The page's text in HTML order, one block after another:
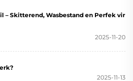
Skitterend, Wasbestand en Perfek vir
2025-11-20
2025-11-13